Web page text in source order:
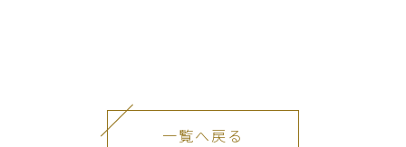
一覧へ戻る